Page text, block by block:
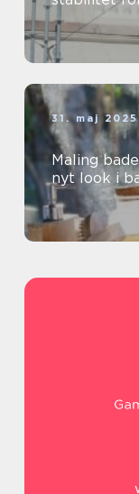
31. maj 2025
Maling
nyt look i